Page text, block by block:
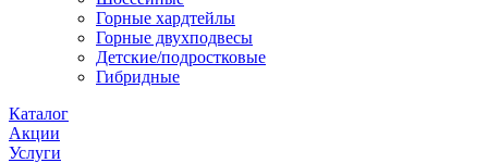
Горные хардтейлы
Горные двухподвесы
Детские/подростковые
Гибридные
Каталог
Акции
Услуги